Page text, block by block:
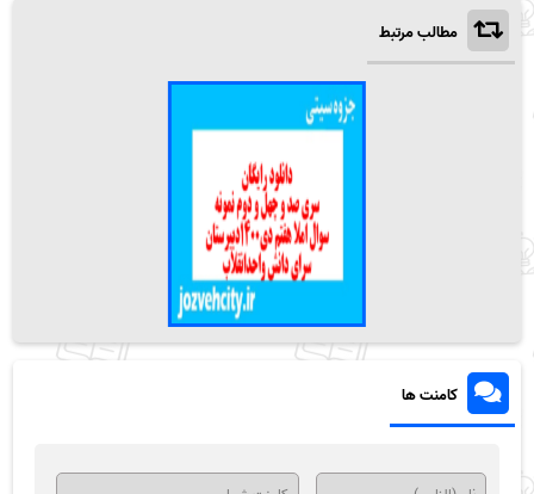
مطالب مرتبط
کامنت ها